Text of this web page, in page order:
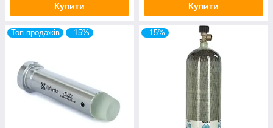
Купити Купити
Топ продажів –15% –15%